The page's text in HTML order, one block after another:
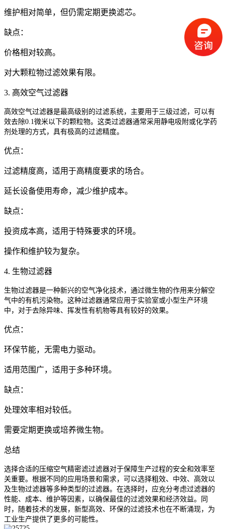
维护相对简单，但仍需定期更换滤芯。
缺点：
价格相对较高。
对大颗粒物过滤效果有限。
3. 高效空气过滤器
高效空气过滤器是最高级别的过滤系统，主要用于三级过滤，可以有
效去除0.1微米以下的颗粒物。这类过滤器通常采用静电吸附或化学药
剂处理的方式，具有极高的过滤精度。
优点：
过滤精度高，适用于高精度要求的场合。
延长设备使用寿命，减少维护成本。
缺点：
投资成本高，适用于特殊要求的环境。
操作和维护较为复杂。
4. 生物过滤器
生物过滤器是一种新兴的空气净化技术，通过微生物的作用来分解空
气中的有机污染物。这种过滤器通常应用于实验室或小型生产环境
中，对于去除异味、挥发性有机物等具有较好的效果。
优点：
环保节能，无需电力驱动。
适用范围广，适用于多种环境。
缺点：
处理效率相对较低。
需要定期更换或培养微生物。
总结
选择合适的压缩空气精密滤过滤器对于保障生产过程的安全和效率至
关重要。根据不同的应用场景和需求，可以选择粗效、中效、高效以
及生物过滤器等多种类型的过滤器。在选择时，应充分考虑过滤器的
性能、成本、维护等因素，以确保最佳的过滤效果和经济效益。同
时，随着技术的发展，新型高效、环保的过滤技术也在不断涌现，为
工业生产提供了更多的可能性。